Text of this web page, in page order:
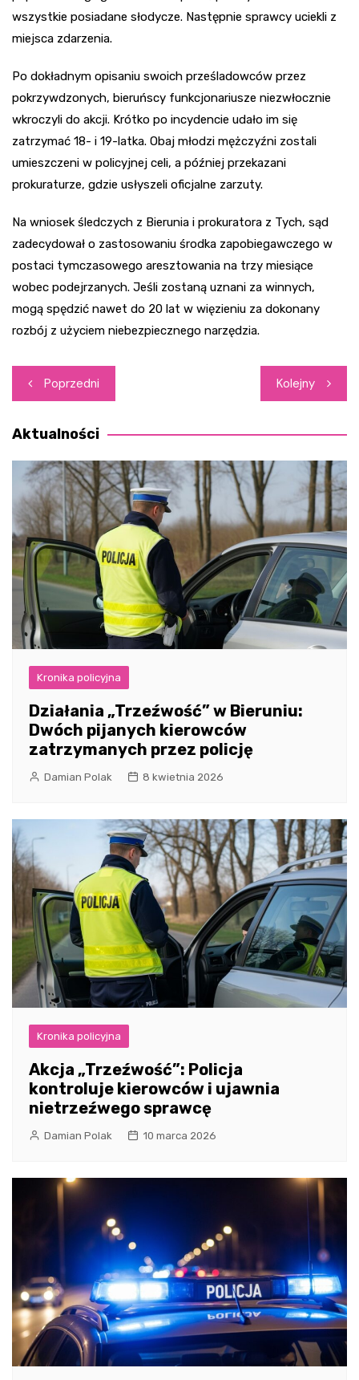
wszystkie posiadane słodycze. Następnie sprawcy uciekli z
miejsca zdarzenia.
Po dokładnym opisaniu swoich prześladowców przez
pokrzywdzonych, bieruńscy funkcjonariusze niezwłocznie
wkroczyli do akcji. Krótko po incydencie udało im się
zatrzymać 18- i 19-latka. Obaj młodzi mężczyźni zostali
umieszczeni w policyjnej celi, a później przekazani
prokuraturze, gdzie usłyszeli oficjalne zarzuty.
Na wniosek śledczych z Bierunia i prokuratora z Tych, sąd
zadecydował o zastosowaniu środka zapobiegawczego w
postaci tymczasowego aresztowania na trzy miesiące
wobec podejrzanych. Jeśli zostaną uznani za winnych,
mogą spędzić nawet do 20 lat w więzieniu za dokonany
rozbój z użyciem niebezpiecznego narzędzia.
Nawigacja
wpisu
Poprzedni Kolejny
Aktualności
Kronika policyjna
Działania „Trzeźwość” w Bieruniu:
Dwóch pijanych kierowców
zatrzymanych przez policję
Damian Polak 8 kwietnia 2026
Kronika policyjna
Akcja „Trzeźwość”: Policja
kontroluje kierowców i ujawnia
nietrzeźwego sprawcę
Damian Polak 10 marca 2026